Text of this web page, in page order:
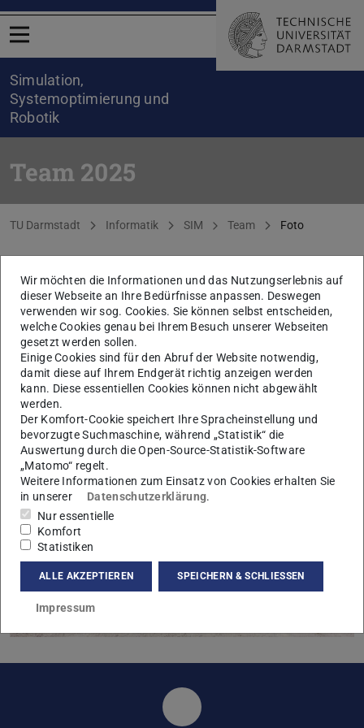
Menü öffnen
Simulation,
Systemoptimierung und
Robotik
Team 2025
Sie befinden sich hier:
TU Darmstadt Informatik SIM Team Foto
KONTAKT
Simulation,
Wir möchten die Informationen und das Nutzungserlebnis auf
dieser Webseite an Ihre Bedürfnisse anpassen. Deswegen
verwenden wir sog. Cookies. Sie können selbst entscheiden,
welche Cookies genau bei Ihrem Besuch unserer Webseiten
gesetzt werden sollen.
Einige Cookies sind für den Abruf der Website notwendig,
damit diese auf Ihrem Endgerät richtig anzeigen werden
kann. Diese essentiellen Cookies können nicht abgewählt
werden.
Der Komfort-Cookie speichert Ihre Spracheinstellung und
bevorzugte Suchmaschine, während „Statistik“ die
Auswertung durch die Open-Source-Statistik-Software
„Matomo“ regelt.
Weitere Informationen zum Einsatz von Cookies erhalten Sie
in unserer
Datenschutzerklärung.
Nur essentielle
Komfort
Statistiken
ALLE AKZEPTIEREN SPEICHERN & SCHLIESSEN
Impressum